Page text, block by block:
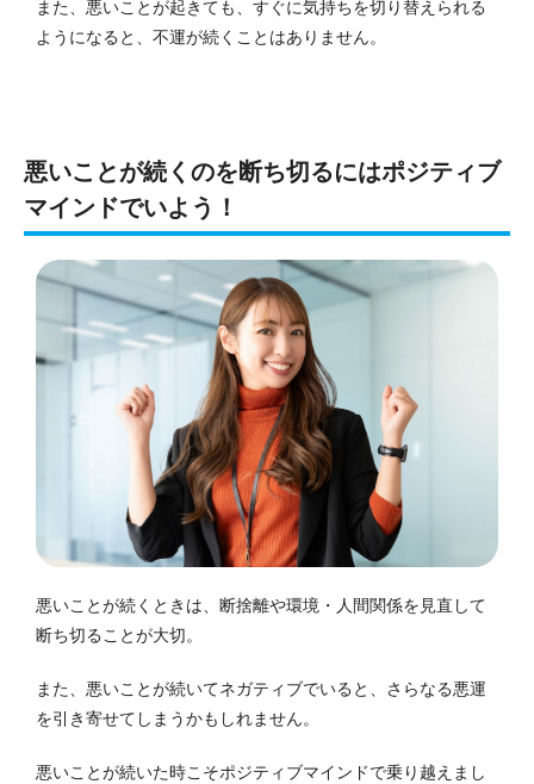
また、悪いことが起きても、すぐに気持ちを切り替えられる
ようになると、不運が続くことはありません。
悪いことが続くのを断ち切るにはポジティブ
マインドでいよう！
悪いことが続くときは、断捨離や環境・人間関係を見直して
断ち切ることが大切。
また、悪いことが続いてネガティブでいると、さらなる悪運
を引き寄せてしまうかもしれません。
悪いことが続いた時こそポジティブマインドで乗り越えまし